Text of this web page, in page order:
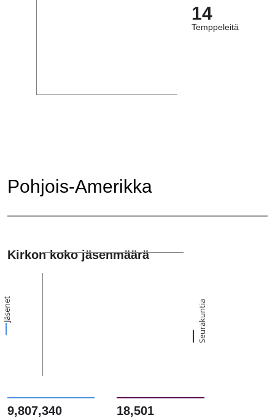
14
Temppeleitä
Pohjois-Amerikka
Kirkon koko jäsenmäärä
Jäsenet Seurakuntia
9,807,340 18,501